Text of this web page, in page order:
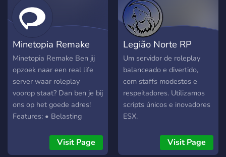
Minetopia Remake
Minetopia Remake Ben jij
opzoek naar een real life
server waar roleplay
voorop staat? Dan ben je bij
ons op het goede adres!
Features: • Belasting
Prullenbakken doorzoeken
systeem • Zonnepanelen •
Visit Page
Legião Norte RP
Um servidor de roleplay
balanceado e divertido,
com staffs modestos e
respeitadores. Utilizamos
scripts únicos e inovadores
ESX.
Visit Page